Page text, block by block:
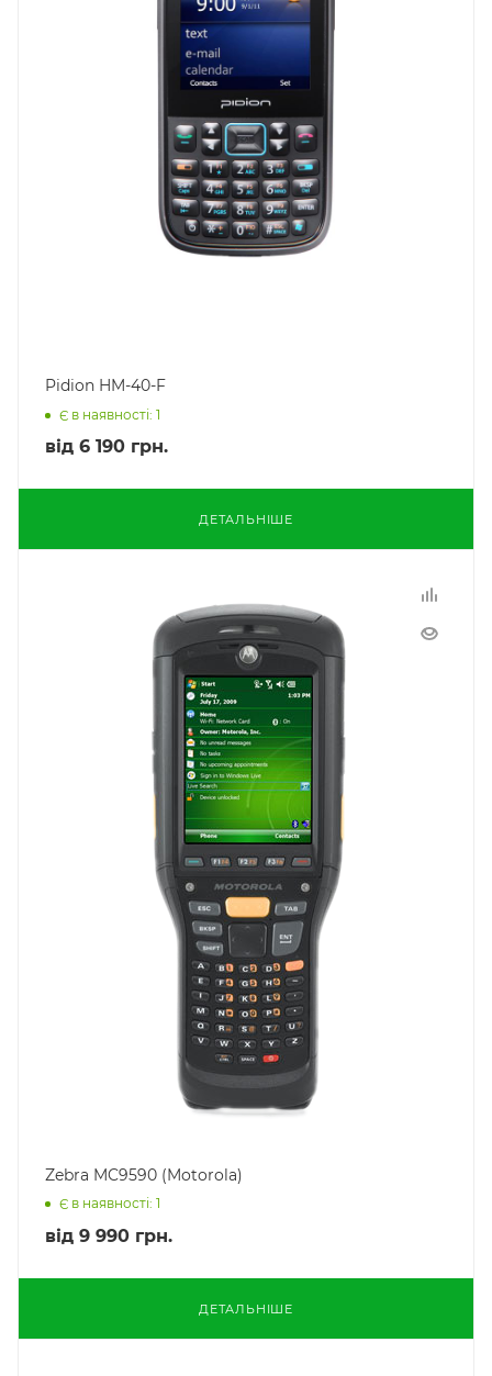
Pidion HM-40-F
Є в наявності: 1
від 6 190 грн.
ДЕТАЛЬНІШЕ
Zebra MC9590 (Motorola)
Є в наявності: 1
від 9 990 грн.
ДЕТАЛЬНІШЕ